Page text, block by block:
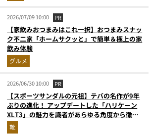
2026/07/09 10:00 PR
【家飲みおつまみはこれ一択】おつまみスナッ
ク不二家「ホームサクッと」で簡単＆極上の家
飲み体験
グルメ
2026/06/30 10:00 PR
【スポーツサンダルの元祖】テバの名作が9年
ぶりの進化！ アップデートした「ハリケーン
XLT3」の魅力を識者があらゆる角度から徹底
解説！
靴